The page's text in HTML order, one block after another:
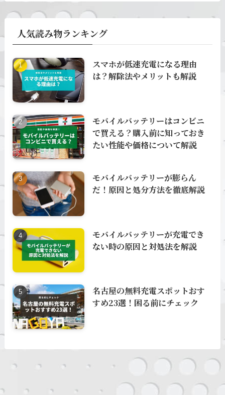
人気読み物ランキング
スマホが低速充電になる理由
は？解除法やメリットも解説
モバイルバッテリーはコンビニ
で買える？購入前に知っておき
たい性能や価格について解説
モバイルバッテリーが膨らん
だ！原因と処分方法を徹底解説
モバイルバッテリーが充電でき
ない時の原因と対処法を解説
名古屋の無料充電スポットおす
すめ23選！困る前にチェック